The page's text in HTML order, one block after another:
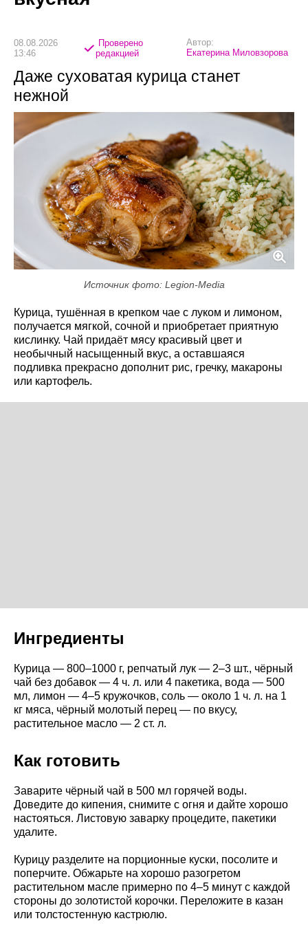
08.08.2026
13:46
Проверено
редакцией
Автор:
Екатерина Миловзорова
Даже суховатая курица станет
нежной
Источник фото: Legion-Media
Курица, тушённая в крепком чае с луком и лимоном,
получается мягкой, сочной и приобретает приятную
кислинку. Чай придаёт мясу красивый цвет и
необычный насыщенный вкус, а оставшаяся
подливка прекрасно дополнит рис, гречку, макароны
или картофель.
Ингредиенты
Курица — 800–1000 г, репчатый лук — 2–3 шт., чёрный
чай без добавок — 4 ч. л. или 4 пакетика, вода — 500
мл, лимон — 4–5 кружочков, соль — около 1 ч. л. на 1
кг мяса, чёрный молотый перец — по вкусу,
растительное масло — 2 ст. л.
Как готовить
Заварите чёрный чай в 500 мл горячей воды.
Доведите до кипения, снимите с огня и дайте хорошо
настояться. Листовую заварку процедите, пакетики
удалите.
Курицу разделите на порционные куски, посолите и
поперчите. Обжарьте на хорошо разогретом
растительном масле примерно по 4–5 минут с каждой
стороны до золотистой корочки. Переложите в казан
или толстостенную кастрюлю.